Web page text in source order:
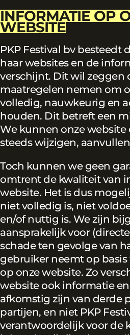
INFORMATIE OP
WEBSITE
PKP Festival bv besteedt
haar websites en de
verschijnt. Dit wil zeggen
maatregelen nemen om
volledig, nauwkeurig en
houden. Dit betreft een
We kunnen onze
steeds wijzigen,
Toch kunnen we geen
omtrent de kwaliteit van
website. Het is dus
niet volledig is, niet
en/of nuttig is. We zijn
aansprakelijk voor
schade ten gevolge van
gebruiker neemt op
op onze website. Zo
website ook informatie
afkomstig zijn van derde
partijen, en niet PKP
verantwoordelijk voor de